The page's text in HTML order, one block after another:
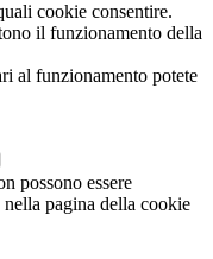
cookie consentire.
il funzionamento della
al funzionamento potete
possono essere
pagina della cookie